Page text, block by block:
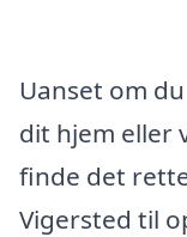
Uanset om
dit hjem eller
finde det
Vigersted til